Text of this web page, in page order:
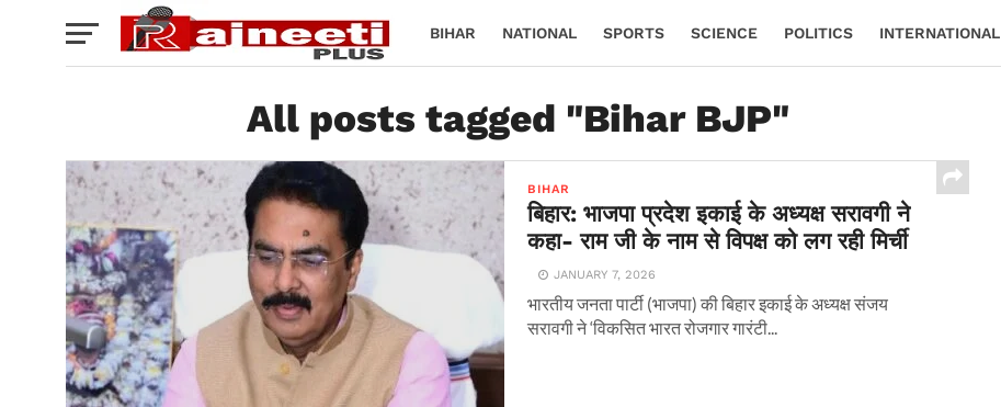
BIHAR NATIONAL SPORTS SCIENCE POLITICS INTERNATIONAL
All posts tagged "Bihar BJP"
BIHAR
बिहार: भाजपा प्रदेश इकाई के अध्यक्ष सरावगी ने
कहा- राम जी के नाम से विपक्ष को लग रही मिर्ची
JANUARY 7, 2026
भारतीय जनता पार्टी (भाजपा) की बिहार इकाई के अध्यक्ष संजय
सरावगी ने ‘विकसित भारत रोजगार गारंटी...